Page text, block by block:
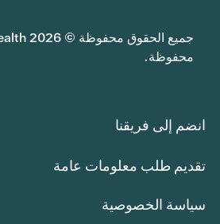
محفوظة.
انضم إلى فريقنا
تقديم طلب معلومات عامة
سياسة الخصوصية